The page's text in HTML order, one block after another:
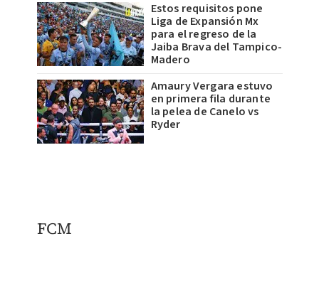
Estos requisitos pone
Liga de Expansión Mx
para el regreso de la
Jaiba Brava del Tampico-
Madero
Amaury Vergara estuvo
en primera fila durante
la pelea de Canelo vs
Ryder
FCM